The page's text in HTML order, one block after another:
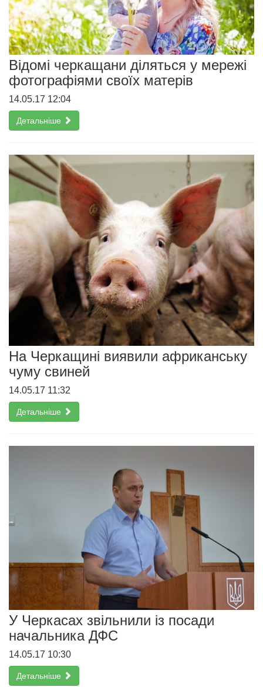
Відомі черкащани діляться у мережі
фотографіями своїх матерів
14.05.17 12:04
Детальніше
На Черкащині виявили африканську
чуму свиней
14.05.17 11:32
Детальніше
У Черкасах звільнили із посади
начальника ДФС
14.05.17 10:30
Детальніше